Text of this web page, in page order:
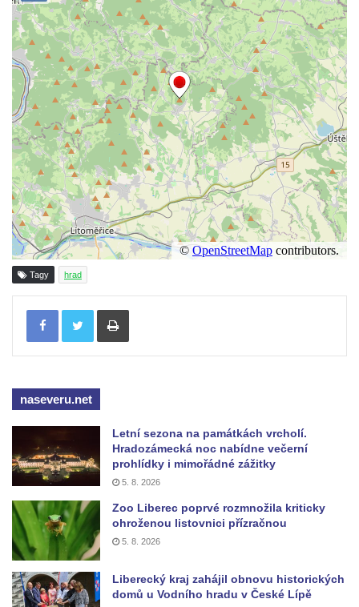
Tagy hrad
Tisknout
naseveru.net
Letní sezona na památkách vrcholí.
Hradozámecká noc nabídne večerní
prohlídky i mimořádné zážitky
5. 8. 2026
Zoo Liberec poprvé rozmnožila kriticky
ohroženou listovnici přízračnou
5. 8. 2026
Liberecký kraj zahájil obnovu historických
domů u Vodního hradu v České Lípě